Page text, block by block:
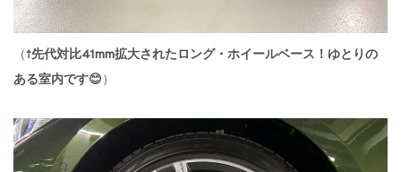
（↑先代対比41mm拡大されたロング・ホイールベース！ゆとりの
ある室内です😊）